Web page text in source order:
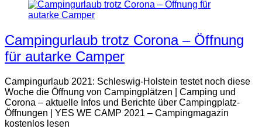
Campingurlaub trotz Corona – Öffnung
für autarke Camper
Campingurlaub 2021: Schleswig-Holstein testet noch diese
Woche die Öffnung von Campingplätzen | Camping und
Corona – aktuelle Infos und Berichte über Campingplatz-
Öffnungen | YES WE CAMP 2021 – Campingmagazin
kostenlos lesen